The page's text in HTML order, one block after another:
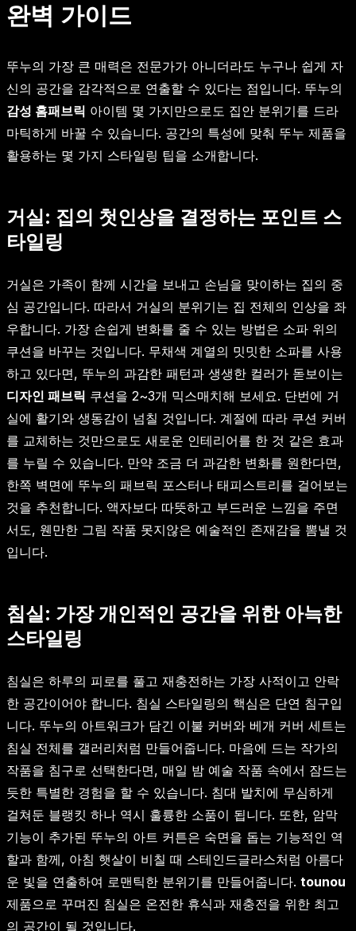
완벽 가이드
뚜누의 가장 큰 매력은 전문가가 아니더라도 누구나 쉽게 자
신의 공간을 감각적으로 연출할 수 있다는 점입니다. 뚜누의
감성 홈패브릭 아이템 몇 가지만으로도 집안 분위기를 드라
마틱하게 바꿀 수 있습니다. 공간의 특성에 맞춰 뚜누 제품을
활용하는 몇 가지 스타일링 팁을 소개합니다.
거실: 집의 첫인상을 결정하는 포인트 스
타일링
거실은 가족이 함께 시간을 보내고 손님을 맞이하는 집의 중
심 공간입니다. 따라서 거실의 분위기는 집 전체의 인상을 좌
우합니다. 가장 손쉽게 변화를 줄 수 있는 방법은 소파 위의
쿠션을 바꾸는 것입니다. 무채색 계열의 밋밋한 소파를 사용
하고 있다면, 뚜누의 과감한 패턴과 생생한 컬러가 돋보이는
디자인 패브릭 쿠션을 2~3개 믹스매치해 보세요. 단번에 거
실에 활기와 생동감이 넘칠 것입니다. 계절에 따라 쿠션 커버
를 교체하는 것만으로도 새로운 인테리어를 한 것 같은 효과
를 누릴 수 있습니다. 만약 조금 더 과감한 변화를 원한다면,
한쪽 벽면에 뚜누의 패브릭 포스터나 태피스트리를 걸어보는
것을 추천합니다. 액자보다 따뜻하고 부드러운 느낌을 주면
서도, 웬만한 그림 작품 못지않은 예술적인 존재감을 뽐낼 것
입니다.
침실: 가장 개인적인 공간을 위한 아늑한
스타일링
침실은 하루의 피로를 풀고 재충전하는 가장 사적이고 안락
한 공간이어야 합니다. 침실 스타일링의 핵심은 단연 침구입
니다. 뚜누의 아트워크가 담긴 이불 커버와 베개 커버 세트는
침실 전체를 갤러리처럼 만들어줍니다. 마음에 드는 작가의
작품을 침구로 선택한다면, 매일 밤 예술 작품 속에서 잠드는
듯한 특별한 경험을 할 수 있습니다. 침대 발치에 무심하게
걸쳐둔 블랭킷 하나 역시 훌륭한 소품이 됩니다. 또한, 암막
기능이 추가된 뚜누의 아트 커튼은 숙면을 돕는 기능적인 역
할과 함께, 아침 햇살이 비칠 때 스테인드글라스처럼 아름다
운 빛을 연출하여 로맨틱한 분위기를 만들어줍니다. tounou
제품으로 꾸며진 침실은 온전한 휴식과 재충전을 위한 최고
의 공간이 될 것입니다.